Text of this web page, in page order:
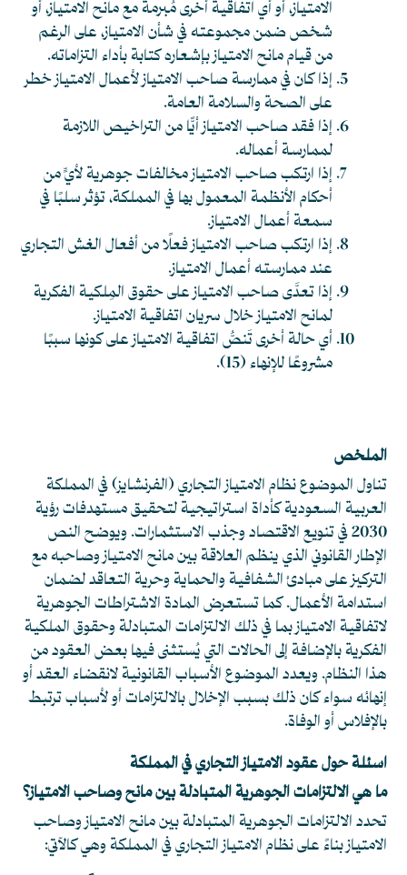
الامتياز، أو أي اتفاقية أخرى مُبرمة مع مانح الامتياز، أو
شخص ضمن مجموعته في شأن الامتياز، على الرغم
من قيام مانح الامتياز بإشعاره كتابة بأداء التزاماته.
إذا كان في ممارسة صاحب الامتياز لأعمال الامتياز خطر
على الصحة والسلامة العامة.
إذا فقد صاحب الامتياز أيًّا من التراخيص اللازمة
لممارسة أعماله.
إذا ارتكب صاحب الامتياز مخالفات جوهرية لأيٍّ من
أحكام الأنظمة المعمول بها في المملكة، تؤثر سلبًا في
سمعة أعمال الامتياز.
إذا ارتكب صاحب الامتياز فعلًا من أفعال الغش التجاري
عند ممارسته أعمال الامتياز.
إذا تعدَّى صاحب الامتياز على حقوق المِلكية الفكرية
لمانح الامتياز خلال سريان اتفاقية الامتياز.
أي حالة أخرى تَنصُّ اتفاقية الامتياز على كونها سببًا
مشروعًا للإنهاء(15)
.
الملخص
تناول الموضوع نظام الامتياز التجاري (الفرنشايز) في المملكة
العربية السعودية كأداة استراتيجية لتحقيق مستهدفات رؤية
2030 في تنويع الاقتصاد وجذب الاستثمارات. ويوضح النص
الإطار القانوني الذي ينظم العلاقة بين مانح الامتياز وصاحبه مع
التركيز على مبادئ الشفافية والحماية وحرية التعاقد لضمان
استدامة الأعمال. كما تستعرض المادة الاشتراطات الجوهرية
لاتفاقية الامتياز بما في ذلك الالتزامات المتبادلة وحقوق الملكية
الفكرية بالإضافة إلى الحالات التي يُستثنى فيها بعض العقود من
هذا النظام. ويعدد الموضوع الأسباب القانونية لانقضاء العقد أو
إنهائه سواء كان ذلك بسبب الإخلال بالالتزامات أو لأسباب ترتبط
بالإفلاس أو الوفاة.
اسئلة حول عقود الامتياز التجاري في المملكة
ما هي الالتزامات الجوهرية المتبادلة بين مانح وصاحب الامتياز؟
تحدد الالتزامات الجوهرية المتبادلة بين مانح الامتياز وصاحب
الامتياز بناءً على نظام الامتياز التجاري في المملكة وهي كالآتي: